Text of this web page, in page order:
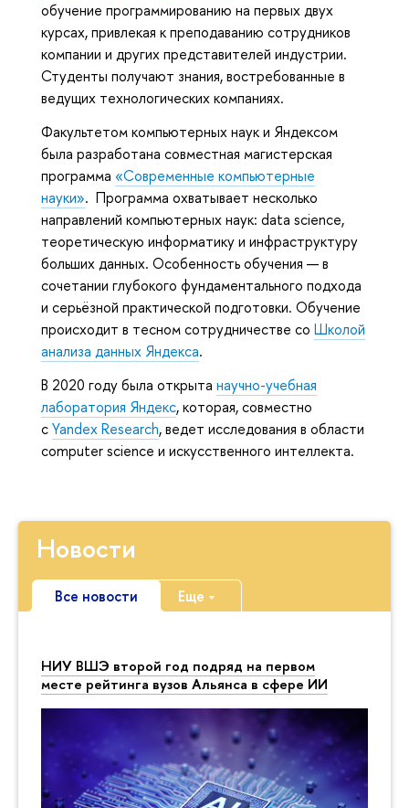
Новости
Все новости Еще
НИУ ВШЭ второй год подряд на первом
месте рейтинга вузов Альянса в сфере ИИ
обучение программированию на первых двух
курсах, привлекая к преподаванию сотрудников
компании и других представителей индустрии.
Студенты получают знания, востребованные в
ведущих технологических компаниях.
Факультетом компьютерных наук и Яндексом
была разработана совместная магистерская
программа «Современные компьютерные
науки». Программа охватывает несколько
направлений компьютерных наук: data science,
теоретическую информатику и инфраструктуру
больших данных. Особенность обучения — в
сочетании глубокого фундаментального подхода
и серьёзной практической подготовки. Обучение
происходит в тесном сотрудничестве со Школой
анализа данных Яндекса.
В 2020 году была открыта научно-учебная
лаборатория Яндекс, которая, совместно
сYandex Research, ведет исследования в области
computer science и искусственного интеллекта.